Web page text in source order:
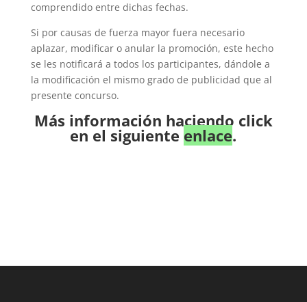
comprendido entre dichas fechas.
Si por causas de fuerza mayor fuera necesario
aplazar, modificar o anular la promoción, este hecho
se les notificará a todos los participantes, dándole a
la modificación el mismo grado de publicidad que al
presente concurso.
Más información haciendo click
en el siguiente enlace.